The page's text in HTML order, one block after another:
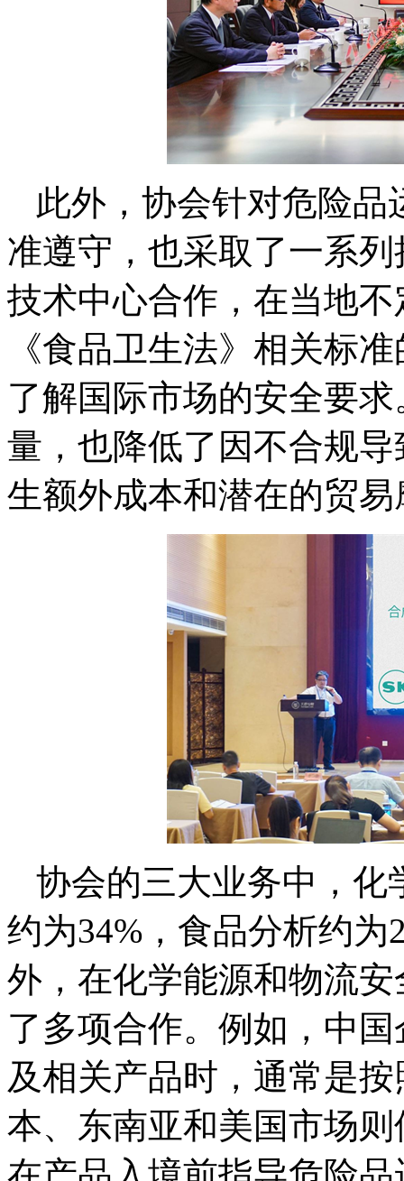
此外，协会针对危险
准遵守，也采取了一系
技术中心合作，在当地
《食品卫生法》相关标
了解国际市场的安全要
量，也降低了因不合规
生额外成本和潜在的贸易
协会的三大业务中，化
约为34%，食品分析约
外，在化学能源和物流
了多项合作。例如，中
及相关产品时，通常是
本、东南亚和美国市场